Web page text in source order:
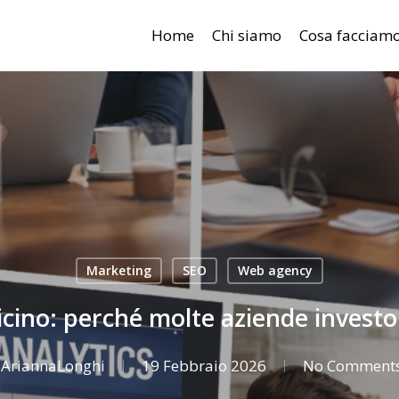
Home Chi siamo Cosa
Marketing SEO Web agency
perché molte aziende
AriannaLonghi 19 Febbraio 2026 No